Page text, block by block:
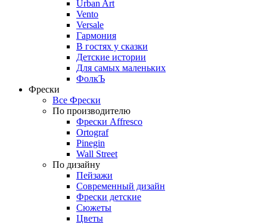
Urban Art
Vento
Versale
Гармония
В гостях у сказки
Детские истории
Для самых маленьких
ФолкЪ
Фрески
Все Фрески
По производителю
Фрески Affresco
Ortograf
Pinegin
Wall Street
По дизайну
Пейзажи
Современный дизайн
Фрески детские
Сюжеты
Цветы